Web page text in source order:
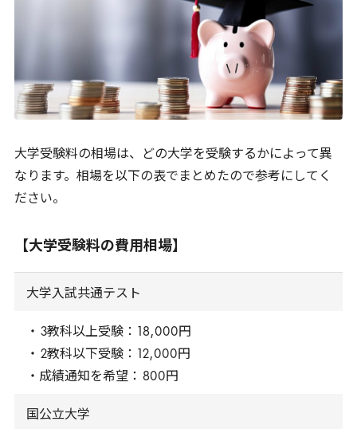
大学受験料の相場は、どの大学を受験するかによって異
なります。相場を以下の表でまとめたので参考にしてく
ださい。
【大学受験料の費用相場】
大学入試共通テスト
・ 3教科以上受験： 18,000円
・ 2教科以下受験： 12,000円
・成績通知を希望： 800円
国公立大学